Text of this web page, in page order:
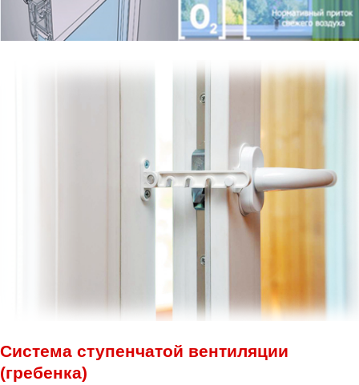
Система ступенчатой вентиляции
(гребенка)